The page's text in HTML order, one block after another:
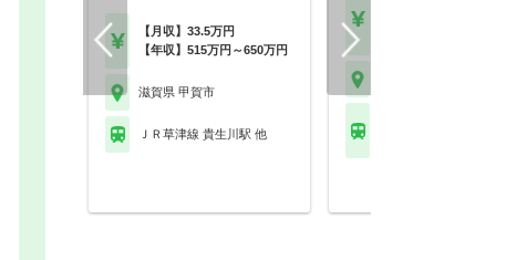
【月収】33.5万円
【年収】515万円～650万円
滋賀県 甲賀市
ＪＲ草津線 貴生川駅 他